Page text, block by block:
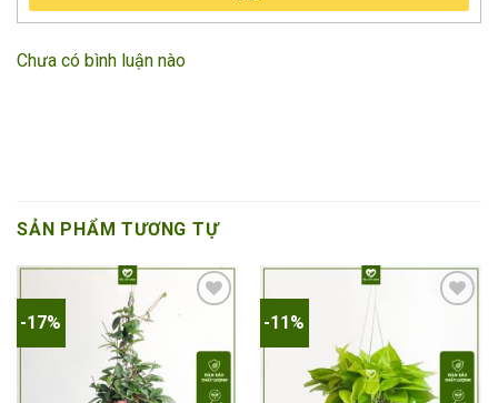
Chưa có bình luận nào
SẢN PHẨM TƯƠNG TỰ
-17%
Add to
wishlist
-11%
Add to
wishlist